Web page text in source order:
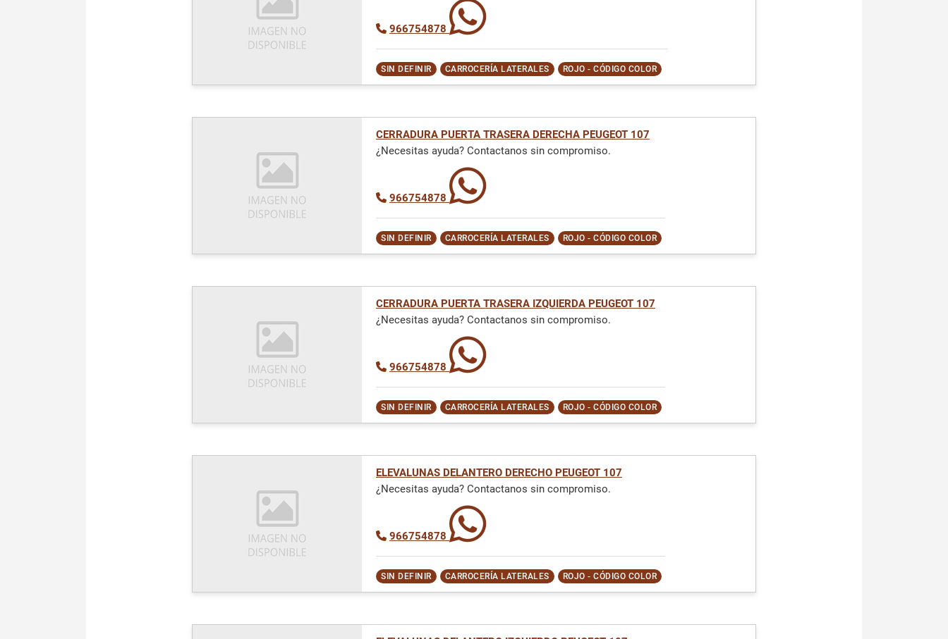
966754878
SIN DEFINIR CARROCERÍA LATERALES ROJO - CÓDIGO COLOR
CERRADURA PUERTA TRASERA DERECHA PEUGEOT 107
¿Necesitas ayuda? Contactanos sin compromiso.
966754878
SIN DEFINIR CARROCERÍA LATERALES ROJO - CÓDIGO COLOR
CERRADURA PUERTA TRASERA IZQUIERDA PEUGEOT 107
¿Necesitas ayuda? Contactanos sin compromiso.
966754878
SIN DEFINIR CARROCERÍA LATERALES ROJO - CÓDIGO COLOR
ELEVALUNAS DELANTERO DERECHO PEUGEOT 107
¿Necesitas ayuda? Contactanos sin compromiso.
966754878
SIN DEFINIR CARROCERÍA LATERALES ROJO - CÓDIGO COLOR